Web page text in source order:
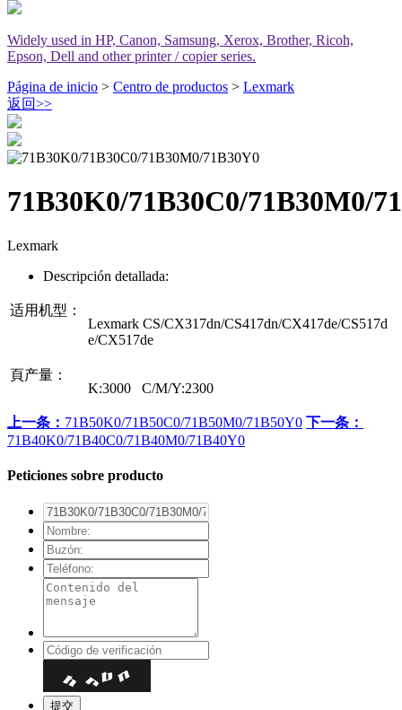
Widely used in HP, Canon, Samsung, Xerox, Brother, Ricoh,
Epson, Dell and other printer / copier series.
Página de inicio > Centro de productos > Lexmark
返回>>
71B30K0/71B30C0/71B30M0/
Lexmark
Descripción detallada:
适用机型：
Lexmark CS/CX317dn/CS417dn/CX417de/CS517d
e/CX517de
頁产量：
K:3000 C/M/Y:2300
上一条： 71B50K0/71B50C0/71B50M0/71B50Y0 下一条：
71B40K0/71B40C0/71B40M0/71B40Y0
Peticiones sobre producto